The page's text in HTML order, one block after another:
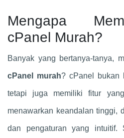
Mengapa
cPanel Murah?
Banyak yang bertanya-tanya,
cPanel murah? cPanel bukan
tetapi juga memiliki fitur
menawarkan keandalan tinggi,
dan pengaturan yang intuitif.